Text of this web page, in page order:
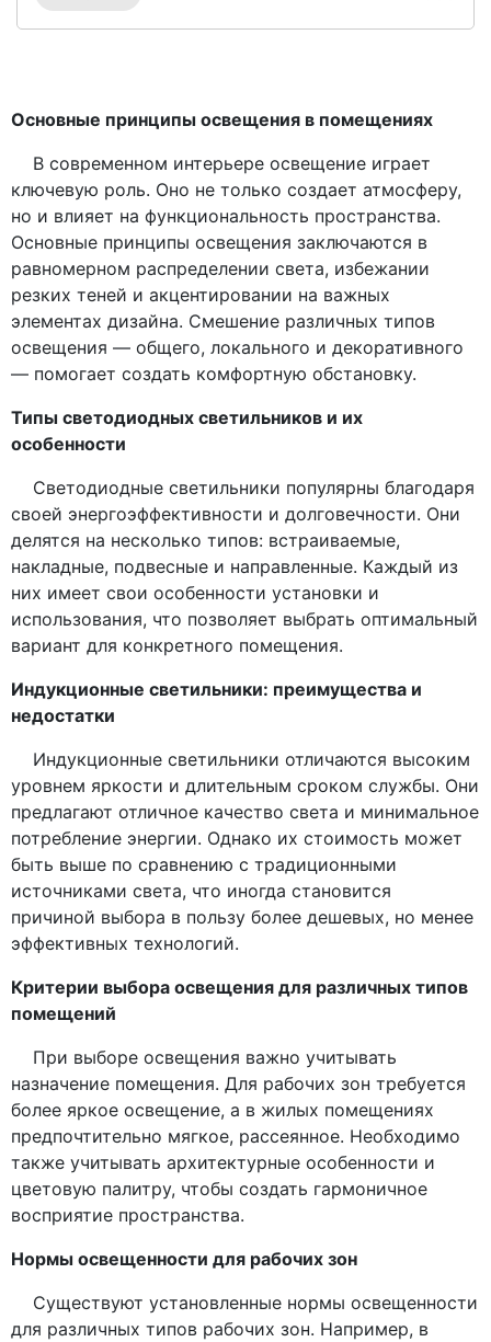
Основные принципы освещения в помещениях
В современном интерьере освещение играет
ключевую роль. Оно не только создает атмосферу,
но и влияет на функциональность пространства.
Основные принципы освещения заключаются в
равномерном распределении света, избежании
резких теней и акцентировании на важных
элементах дизайна. Смешение различных типов
освещения — общего, локального и декоративного
— помогает создать комфортную обстановку.
Типы светодиодных светильников и их
особенности
Светодиодные светильники популярны благодаря
своей энергоэффективности и долговечности. Они
делятся на несколько типов: встраиваемые,
накладные, подвесные и направленные. Каждый из
них имеет свои особенности установки и
использования, что позволяет выбрать оптимальный
вариант для конкретного помещения.
Индукционные светильники: преимущества и
недостатки
Индукционные светильники отличаются высоким
уровнем яркости и длительным сроком службы. Они
предлагают отличное качество света и минимальное
потребление энергии. Однако их стоимость может
быть выше по сравнению с традиционными
источниками света, что иногда становится
причиной выбора в пользу более дешевых, но менее
эффективных технологий.
Критерии выбора освещения для различных типов
помещений
При выборе освещения важно учитывать
назначение помещения. Для рабочих зон требуется
более яркое освещение, а в жилых помещениях
предпочтительно мягкое, рассеянное. Необходимо
также учитывать архитектурные особенности и
цветовую палитру, чтобы создать гармоничное
восприятие пространства.
Нормы освещенности для рабочих зон
Существуют установленные нормы освещенности
для различных типов рабочих зон. Например, в